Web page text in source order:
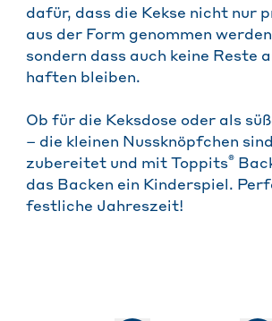
dafür, dass die Kekse nicht nur
aus der Form genommen
sondern dass auch keine Reste
haften bleiben.
Ob für die Keksdose oder als
– die kleinen Nussknöpfchen sind
zubereitet und mit Toppits®
das Backen ein Kinderspiel.
festliche Jahreszeit!